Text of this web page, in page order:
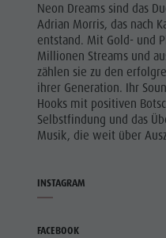
Neon Dreams sind das
Adrian Morris, das nach
entstand. Mit Gold- und
Millionen Streams und
zählen sie zu den
ihrer Generation. Ihr
Hooks mit positiven
Selbstfindung und das
Musik, die weit über
INSTAGRAM
FACEBOOK